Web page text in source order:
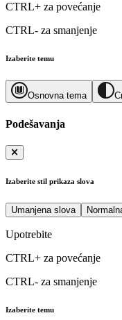
CTRL+ za povećanje
CTRL- za smanjenje
Izaberite temu
Osnovna tema
Podešavanja
Izaberite stil prikaza slova
Umanjena slova
Upotrebite
CTRL+ za povećanje
CTRL- za smanjenje
Izaberite temu